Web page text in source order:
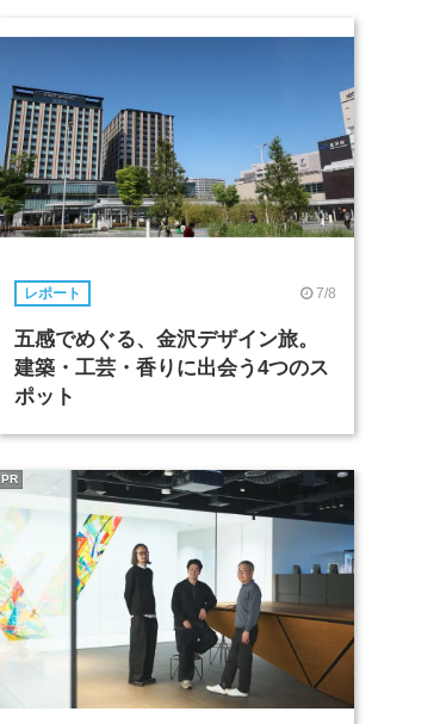
レポート 7/8
五感でめぐる、金沢デザイン旅。
建築・工芸・香りに出会う4つのス
ポット
PR